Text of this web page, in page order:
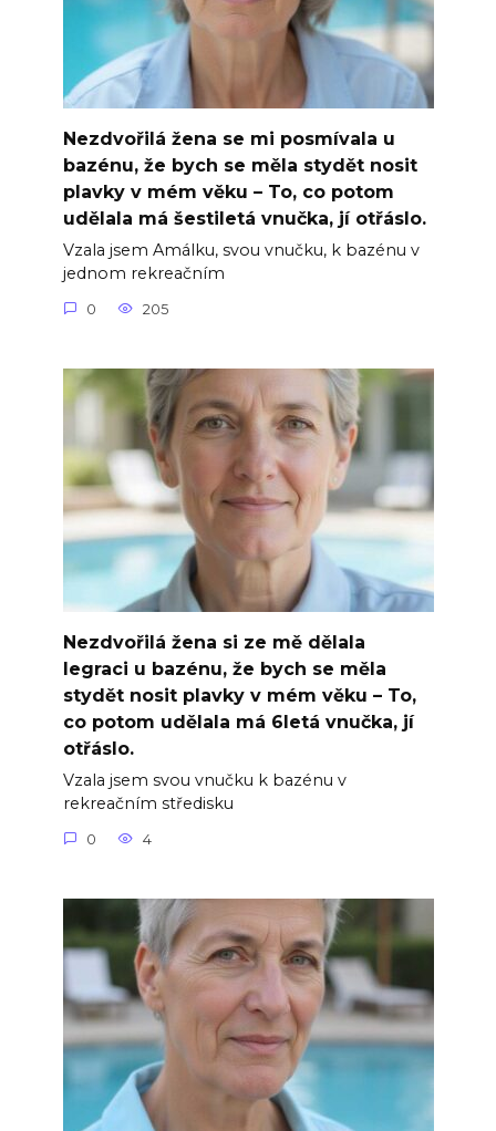
Nezdvořilá žena se mi posmívala u
bazénu, že bych se měla stydět nosit
plavky v mém věku – To, co potom
udělala má šestiletá vnučka, jí otřáslo.
Vzala jsem Amálku, svou vnučku, k bazénu v
jednom rekreačním
0 205
Nezdvořilá žena si ze mě dělala
legraci u bazénu, že bych se měla
stydět nosit plavky v mém věku – To,
co potom udělala má 6letá vnučka, jí
otřáslo.
Vzala jsem svou vnučku k bazénu v
rekreačním středisku
0 4